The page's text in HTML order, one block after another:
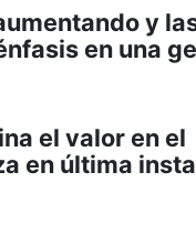
y
en una
el valor en el
en última